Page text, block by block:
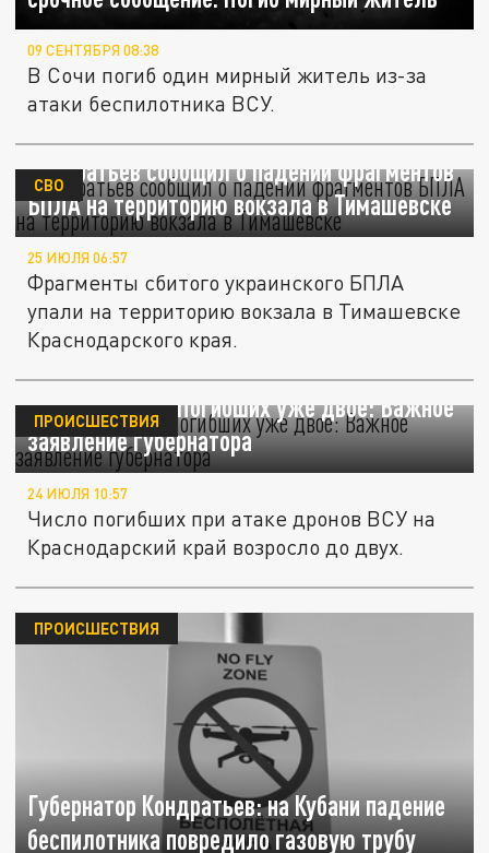
09 СЕНТЯБРЯ 08:38
В Сочи погиб один мирный житель из-за
атаки беспилотника ВСУ.
Кондратьев сообщил о падении фрагментов
БПЛА на территорию вокзала в Тимашевске
СВО
25 ИЮЛЯ 06:57
Фрагменты сбитого украинского БПЛА
упали на территорию вокзала в Тимашевске
Краснодарского края.
Атакован Сочи. Погибших уже двое: Важное
заявление губернатора
ПРОИСШЕСТВИЯ
24 ИЮЛЯ 10:57
Число погибших при атаке дронов ВСУ на
Краснодарский край возросло до двух.
Губернатор Кондратьев: на Кубани падение
беспилотника повредило газовую трубу
ПРОИСШЕСТВИЯ